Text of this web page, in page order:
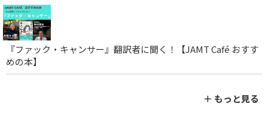
『ファック・キャンサー』翻訳者に聞く！【JAMT Café おすす
めの本】
＋ もっと見る